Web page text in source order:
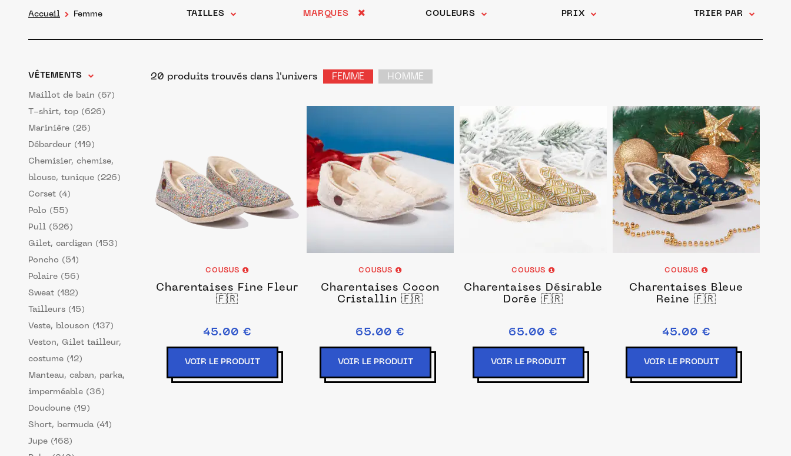
Accueil Femme TAILLES MARQUES COULEURS PRIX TRIER PAR
VÊTEMENTS
Maillot de bain (67)
T-shirt, top (626)
Marinière (26)
Débardeur (119)
Chemisier, chemise,
blouse, tunique (226)
Corset (4)
Polo (55)
Pull (526)
Gilet, cardigan (153)
Poncho (51)
Polaire (56)
Sweat (182)
Tailleurs (15)
Veste, blouson (137)
Veston, Gilet tailleur,
costume (12)
Manteau, caban, parka,
imperméable (36)
Doudoune (19)
Short, bermuda (41)
Jupe (168)
20 produits trouvés dans l'univers FEMME HOMME
COUSUS
Charentaises Fine Fleur
🇫🇷
45.00 €
VOIR LE PRODUIT
COUSUS
Charentaises Cocon
Cristallin 🇫🇷
65.00 €
VOIR LE PRODUIT
COUSUS
Charentaises Désirable
Dorée 🇫🇷
65.00 €
VOIR LE PRODUIT
COUSUS
Charentaises Bleue
Reine 🇫🇷
45.00 €
VOIR LE PRODUIT